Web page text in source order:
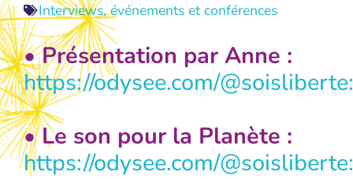
Interviews, événements et conférences
• Présentation par Anne :
https://odysee.com/
• Le son pour la Planète :
https://odysee.com/